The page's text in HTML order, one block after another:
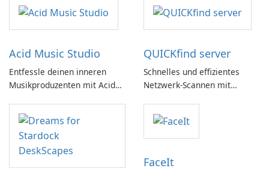
Acid Music Studio
Entfessle deinen inneren
Musikproduzenten mit Acid
QUICKfind server
Schnelles und effizientes
Netzwerk-Scannen mit
FaceIt